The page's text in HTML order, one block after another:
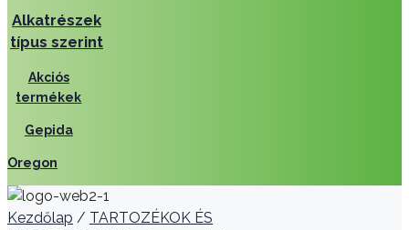
Alkatrészek
típus szerint
Akciós
termékek
Gepida
Oregon
Kezdőlap / TARTOZÉKOK ÉS